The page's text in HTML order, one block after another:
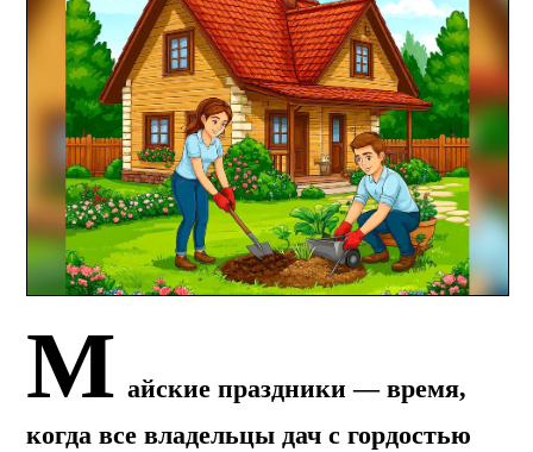
М айские праздники — время,
когда все владельцы дач с гордостью